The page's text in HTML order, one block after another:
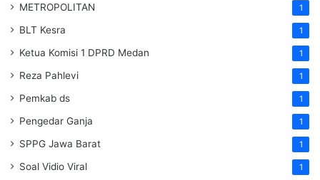
METROPOLITAN 1
BLT Kesra 1
Ketua Komisi 1 DPRD Medan 1
Reza Pahlevi 1
Pemkab ds 1
Pengedar Ganja 1
SPPG Jawa Barat 1
Soal Vidio Viral 1